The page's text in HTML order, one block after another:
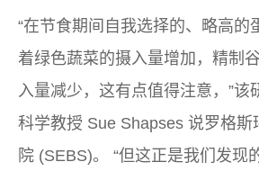
“在节食期间自我选择的、略高的
着绿色蔬菜的摄入量增加，精制
入量减少，这有点值得注意，”该
科学教授 Sue Shapses 说罗格斯
院 (SEBS)。 “但这正是我们发现